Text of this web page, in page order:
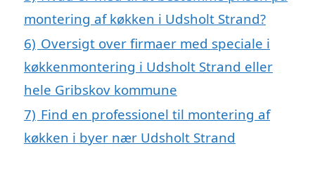
montering af køkken i Udsholt Strand?
6) Oversigt over firmaer med speciale i
køkkenmontering i Udsholt Strand eller
hele Gribskov kommune
7) Find en professionel til montering af
køkken i byer nær Udsholt Strand